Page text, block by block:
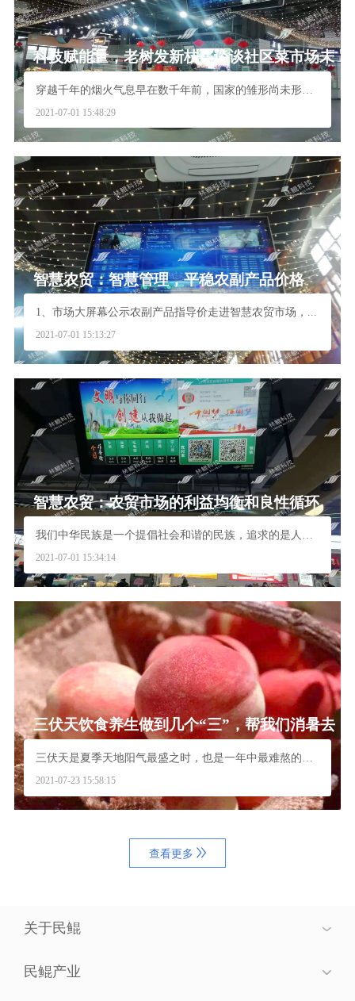
科技赋能量，老树发新枝—谈谈社区菜市场未
来的发展方向
穿越千年的烟火气息早在数千年前，国家的雏形尚未形成...
2021-07-01 15:48:29
智慧农贸：智慧管理，平稳农副产品价格
1、市场大屏幕公示农副产品指导价走进智慧农贸市场，...
2021-07-01 15:13:27
智慧农贸：农贸市场的利益均衡和良性循环
2021-07-01 15:34:14
三伏天饮食养生做到几个“三”，帮我们消暑去
火安度“苦夏”
2021-07-23 15:58:15
查看更多
关于民鲲
民鲲产业